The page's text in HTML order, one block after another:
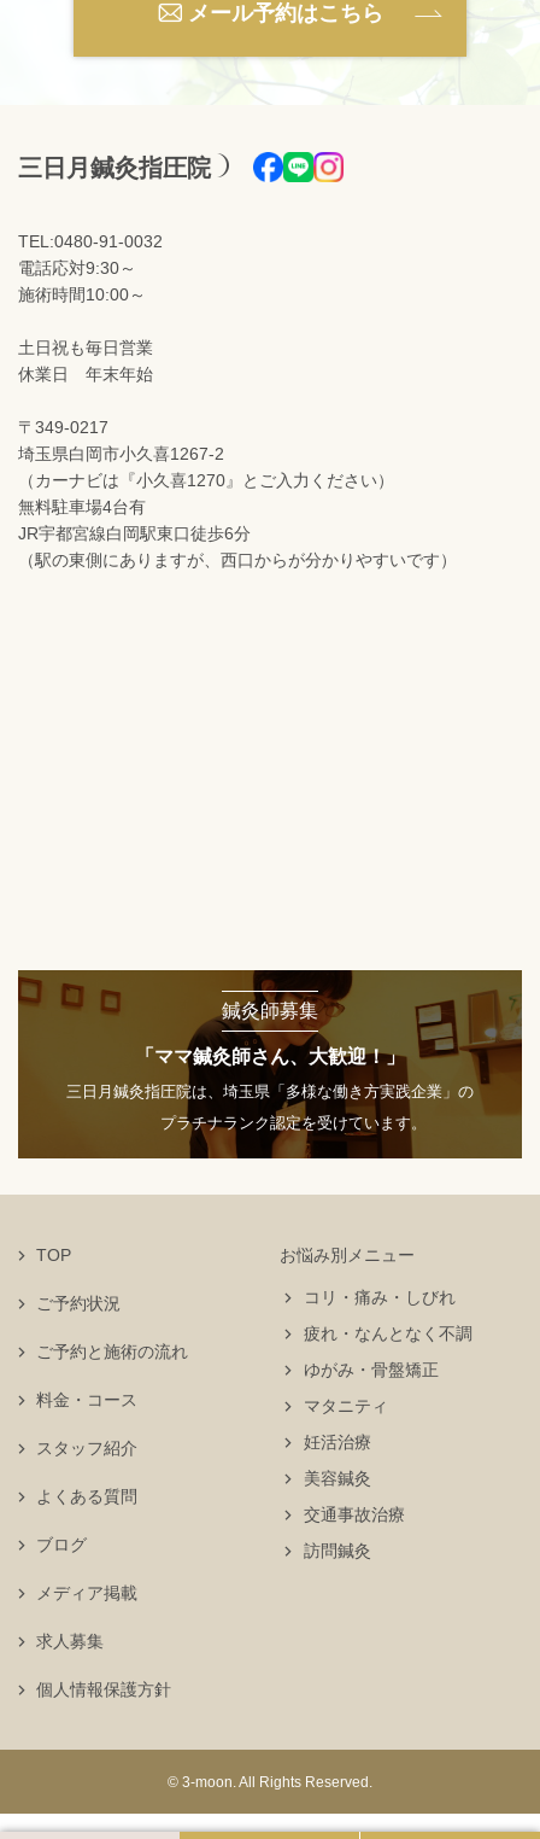
メール予約はこちら
三日月鍼灸指圧院
TEL:0480-91-0032
電話応対9:30～
施術時間10:00～
土日祝も毎日営業
休業日 年末年始
〒349-0217
埼玉県白岡市小久喜1267-2
（カーナビは『小久喜1270』とご入力ください）
無料駐車場4台有
JR宇都宮線白岡駅東口徒歩6分
（駅の東側にありますが、西口からが分かりやすいです）
鍼灸師募集
「ママ鍼灸師さん、大歓迎！」
三日月鍼灸指圧院は、埼玉県「多様な働き方実践企業」の
プラチナランク認定を受けています。
TOP
ご予約状況
お悩み別メニュー
コリ・痛み・しびれ
疲れ・なんとなく不調
ゆがみ・骨盤矯正
マタニティ
妊活治療
美容鍼灸
交通事故治療
訪問鍼灸
ご予約と施術の流れ
料金・コース
スタッフ紹介
よくある質問
ブログ
メディア掲載
求人募集
個人情報保護方針
© 3-moon. All Rights Reserved.